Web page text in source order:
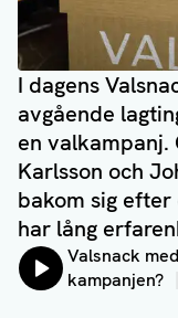
I dagens
avgående
en valkampanj.
Karlsson och
bakom sig
har lång
Lyssna på:
Valsnack
kampanjen?